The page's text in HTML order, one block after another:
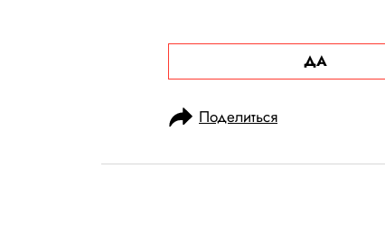
ДА
Поделиться